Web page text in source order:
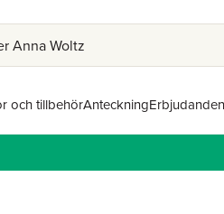
och tillbehörAnteckningErbjudanden